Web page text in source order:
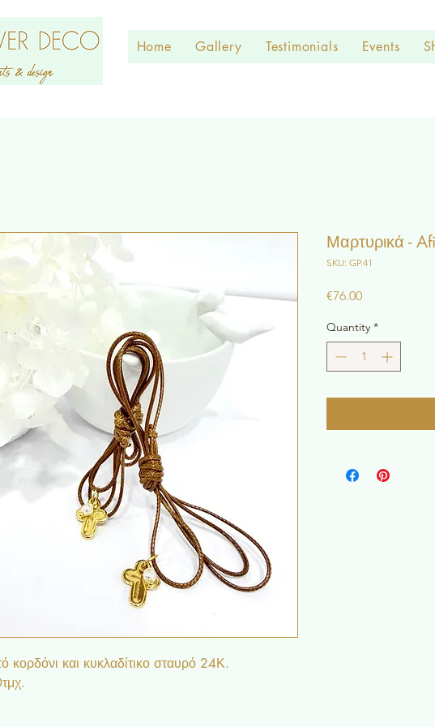
Home Gallery Testimonials Events
κορδόνι και κυκλαδίτικο σταυρό 24Κ.
Μαρτυρικά -
SKU: GP.41
€76.00Price
Quantity *